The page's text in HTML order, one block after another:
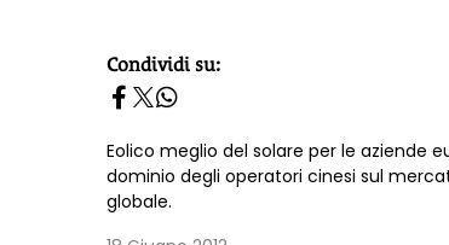
homepage h2
Condividi su:
Eolico meglio del solare per le aziende
dominio degli operatori cinesi sul
globale.